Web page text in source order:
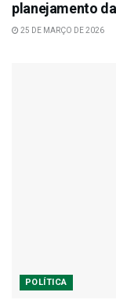
planejamento
25 DE MARÇO DE 2026
POLÍTICA